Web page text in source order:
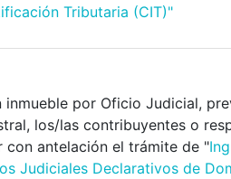
Tributaria (CIT)"
inmueble por Oficio Judicial,
los/las contribuyentes o
con antelación el trámite de "
Judiciales Declarativos de